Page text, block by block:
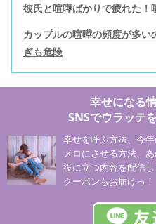
彼氏と喧嘩ばかりで疲れた！
カップルの喧嘩の頻度が多
ぎも危険
幸せになる
SNSでウラッテ
幸せを呼ぶ方法、今
メロにさせる方法、
役に立つ内容を配信
クーポンもお届けっ！